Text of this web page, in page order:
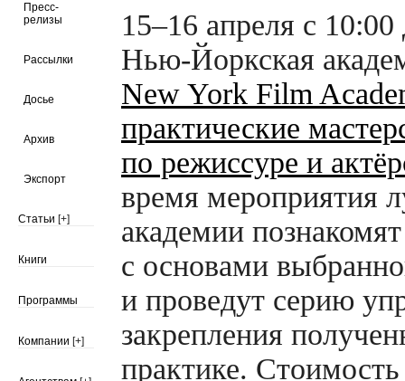
Пресс-
релизы
Рассылки
Досье
Архив
Экспорт
Статьи [+]
Книги
Программы
Компании [+]
15–16 апреля с
Нью-Йоркская
New York Film
практические
по режиссуре и
время мероприятия
академии
с основами
и проведут серию
закрепления
практике.